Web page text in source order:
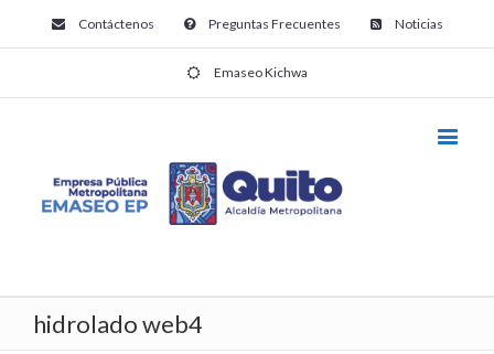
Contáctenos Preguntas Frecuentes Noticias
Emaseo Kichwa
hidrolado web4